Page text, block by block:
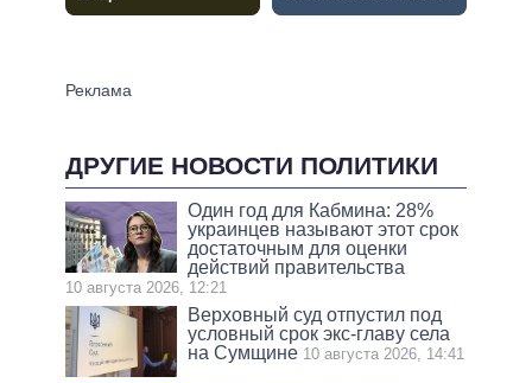
ДРУГИЕ НОВОСТИ ПОЛИТИКИ
Один год для Кабмина: 28%
украинцев называют этот срок
достаточным для оценки
действий правительства
10 августа 2026, 12:21
Верховный суд отпустил под
условный срок экс-главу села
на Сумщине 10 августа 2026, 14:41